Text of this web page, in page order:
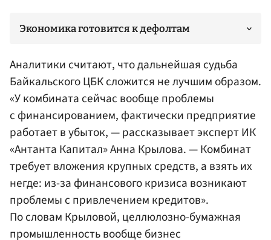
Экономика готовится к дефолтам
Аналитики считают, что дальнейшая судьба
Байкальского ЦБК сложится не лучшим образом.
«У комбината сейчас вообще проблемы
с финансированием, фактически предприятие
работает в убыток, — рассказывает эксперт ИК
«Антанта Капитал»Анна Крылова. — Комбинат
требует вложения крупных средств, а взять их
негде: из-за финансового кризиса возникают
проблемы с привлечением кредитов».
По словам Крыловой, целлюлозно-бумажная
промышленность вообще бизнес